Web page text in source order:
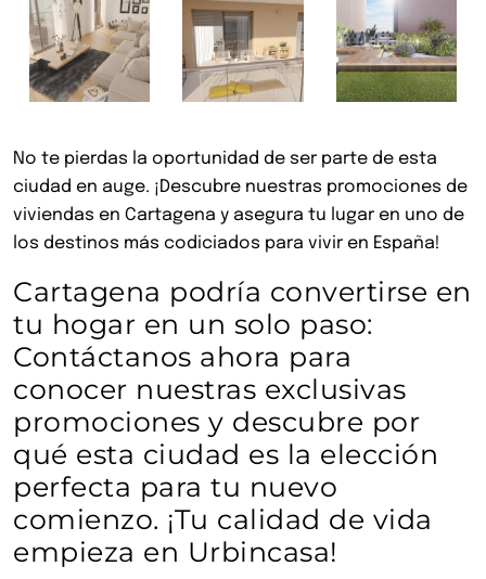
No te pierdas la oportunidad de ser parte de esta
ciudad en auge. ¡Descubre nuestras promociones de
viviendas en Cartagena y asegura tu lugar en uno de
los destinos más codiciados para vivir en España!
Cartagena podría convertirse en
tu hogar en un solo paso:
Contáctanos ahora para
conocer nuestras exclusivas
promociones y descubre por
qué esta ciudad es la elección
perfecta para tu nuevo
comienzo. ¡Tu calidad de vida
empieza en Urbincasa!